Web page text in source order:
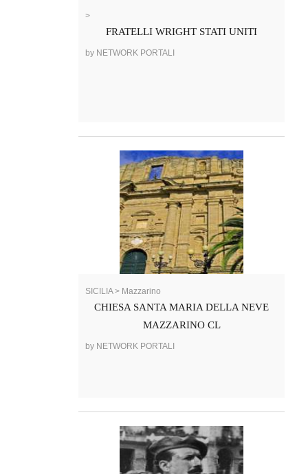
>
FRATELLI WRIGHT STATI UNITI
by NETWORK PORTALI
SICILIA > Mazzarino
CHIESA SANTA MARIA DELLA NEVE
MAZZARINO CL
by NETWORK PORTALI